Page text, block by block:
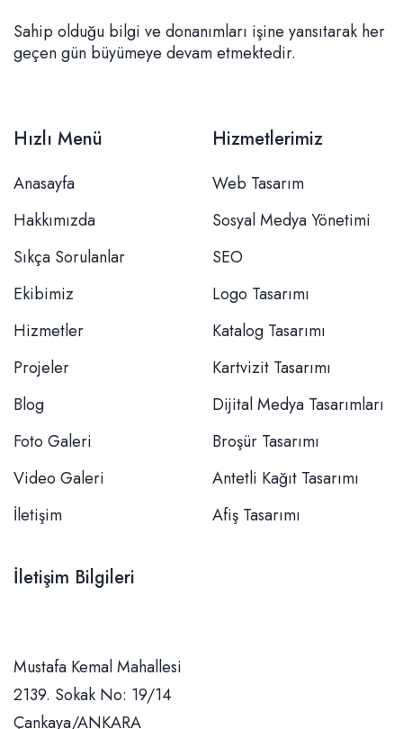
Sahip olduğu bilgi ve donanımları işine yansıtarak her
geçen gün büyümeye devam etmektedir.
Hızlı Menü
Anasayfa
Hakkımızda
Sıkça Sorulanlar
Ekibimiz
Hizmetler
Projeler
Blog
Foto Galeri
Video Galeri
İletişim
Hizmetlerimiz
Web Tasarım
Sosyal Medya Yönetimi
SEO
Logo Tasarımı
Katalog Tasarımı
Kartvizit Tasarımı
Dijital Medya Tasarımları
Broşür Tasarımı
Antetli Kağıt Tasarımı
Afiş Tasarımı
İletişim Bilgileri
Mustafa Kemal Mahallesi 2139. Sokak No: 19/14 Çankaya/ANKARA